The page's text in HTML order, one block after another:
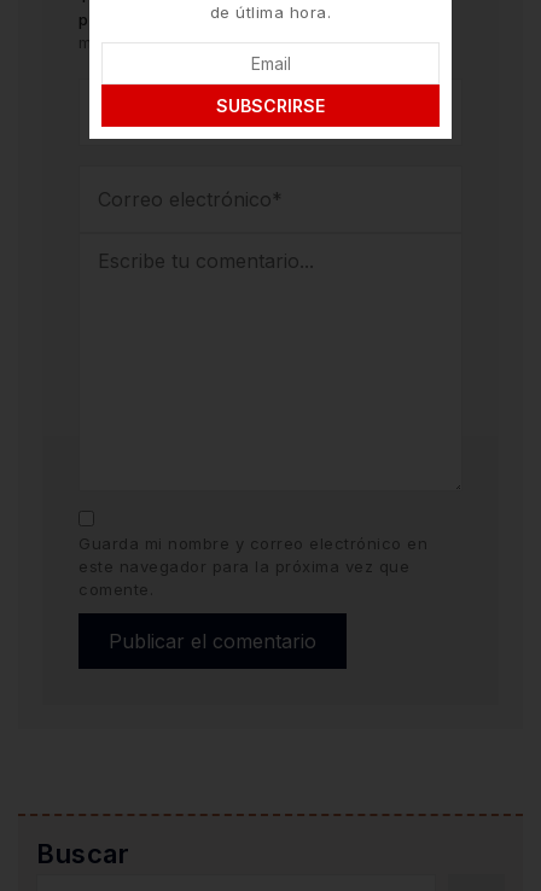
publicada.
Los campos obligatorios están
marcados con*
Guarda mi nombre y correo electrónico en
este navegador para la próxima vez que
comente.
Buscar
de útlima hora.
SUBSCRIRSE